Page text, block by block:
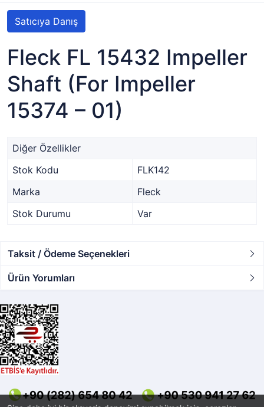
Satıcıya Danış
Fleck FL 15432 Impeller
Shaft (For Impeller
15374 – 01)
Diğer Özellikler
Stok Kodu
FLK142
Marka
Fleck
Stok Durumu
Var
Taksit / Ödeme Seçenekleri
Ürün Yorumları